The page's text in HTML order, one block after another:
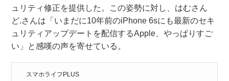
ュリティ修正を提供した。この姿勢に対し、はむさん
ど.さんは「いまだに10年前のiPhone 6sにも最新のセキ
ュリティアップデートを配信するApple、やっぱりすご
い」と感嘆の声を寄せている。
スマホライフPLUS